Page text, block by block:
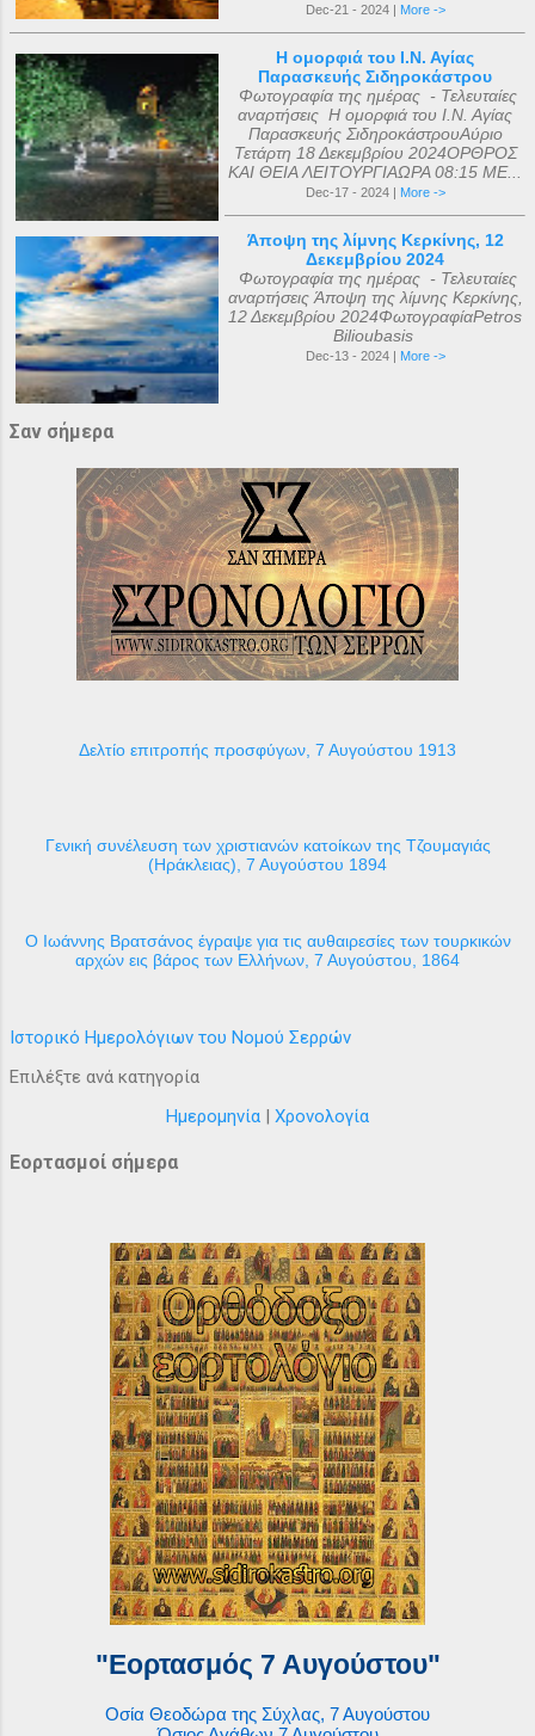
Dec-21 - 2024 | More ->
Η ομορφιά του Ι.Ν. Αγίας
Παρασκευής Σιδηροκάστρου
Φωτογραφία της ημέρας - Τελευταίες
αναρτήσεις Η ομορφιά του Ι.Ν. Αγίας
Παρασκευής ΣιδηροκάστρουΑύριο
Τετάρτη 18 Δεκεμβρίου 2024ΟΡΘΡΟΣ
ΚΑΙ ΘΕΙΑ ΛΕΙΤΟΥΡΓΙΑΩΡΑ 08:15 ΜΕ...
Dec-17 - 2024 | More ->
Άποψη της λίμνης Κερκίνης, 12
Δεκεμβρίου 2024
Φωτογραφία της ημέρας - Τελευταίες
αναρτήσεις Άποψη της λίμνης Κερκίνης,
12 Δεκεμβρίου 2024ΦωτογραφίαPetros
Bilioubasis
Dec-13 - 2024 | More ->
Σαν σήμερα
Δελτίο επιτροπής προσφύγων, 7 Αυγούστου 1913
Γενική συνέλευση των χριστιανών κατοίκων της Τζουμαγιάς
(Ηράκλειας), 7 Αυγούστου 1894
Ο Ιωάννης Βρατσάνος έγραψε για τις αυθαιρεσίες των τουρκικών
αρχών εις βάρος των Ελλήνων, 7 Αυγούστου, 1864
Ιστορικό Ημερολόγιων του Νομού Σερρών
Επιλέξτε ανά κατηγορία
Ημερομηνία | Χρονολογία
Εορτασμοί σήμερα
"Εορτασμός 7 Αυγούστου"
Οσία Θεοδώρα της Σύχλας, 7 Αυγούστου